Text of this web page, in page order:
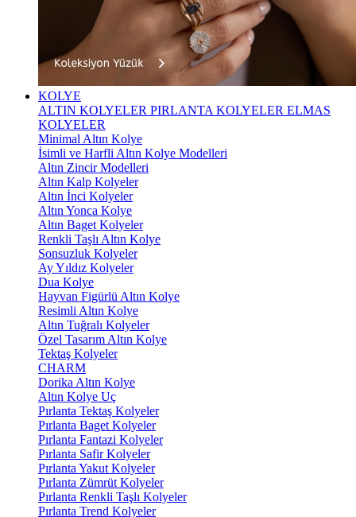
KOLYE
ALTIN KOLYELER PIRLANTA KOLYELER ELMAS
KOLYELER
Minimal Altın Kolye
İsimli ve Harfli Altın Kolye Modelleri
Altın Zincir Modelleri
Altın Kalp Kolyeler
Altın İnci Kolyeler
Altın Yonca Kolye
Altın Baget Kolyeler
Renkli Taşlı Altın Kolye
Sonsuzluk Kolyeler
Ay Yıldız Kolyeler
Dua Kolye
Hayvan Figürlü Altın Kolye
Resimli Altın Kolye
Altın Tuğralı Kolyeler
Özel Tasarım Altın Kolye
Tektaş Kolyeler
CHARM
Dorika Altın Kolye
Altın Kolye Uç
Pırlanta Tektaş Kolyeler
Pırlanta Baget Kolyeler
Pırlanta Fantazi Kolyeler
Pırlanta Safir Kolyeler
Pırlanta Yakut Kolyeler
Pırlanta Zümrüt Kolyeler
Pırlanta Renkli Taşlı Kolyeler
Pırlanta Trend Kolyeler